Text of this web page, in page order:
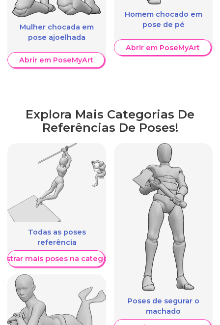
Mulher chocada em
pose ajoelhada
Abrir em PoseMyArt
Homem chocado em
pose de pé
Abrir em PoseMyArt
Explora Mais Categorias De
Referências De Poses!
Todas as poses
referência
mais poses na categoria
Poses de segurar o
machado